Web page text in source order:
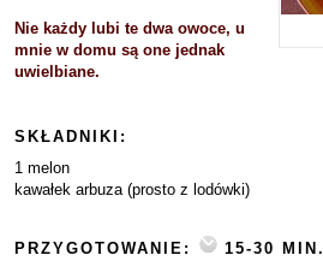
Nie każdy lubi te dwa owoce, u
mnie w domu są one jednak
uwielbiane.
SKŁADNIKI:
1 melon
kawałek arbuza (prosto z lodówki)
PRZYGOTOWANIE:
15-30 MIN.